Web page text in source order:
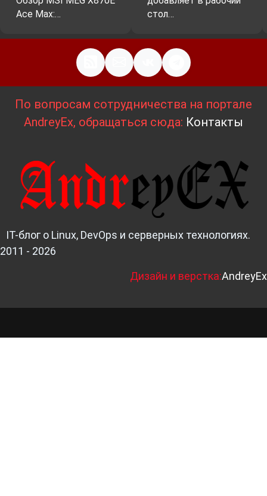
Ace Max:…
стол…
По вопросам сотрудничества на портале
AndreyEx, обращаться сюда: Контакты
IT-блог о Linux, DevOps и серверных технологиях.
2011 - 2026
Дизайн и верстка:AndreyEx